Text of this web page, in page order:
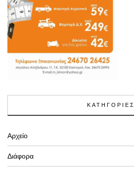
ΚΑΤΗΓΟΡΙΕΣ
Αρχείο
Διάφορα